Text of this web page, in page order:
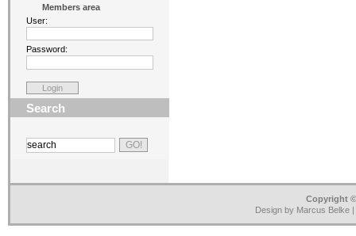
Members area
User:
Password:
Search
Copyright
Design by Marcus Belke